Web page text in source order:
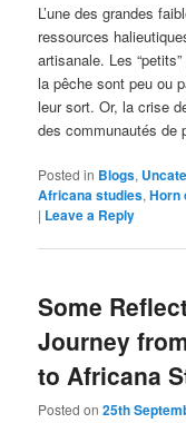
L’une des grandes
ressources
artisanale. Les
la pêche sont peu ou
leur sort. Or, la crise
des communautés de
Posted in Blogs,
Africana studies,Horn
| Leave a Reply
Some
Journey
to Africana
Posted on25th